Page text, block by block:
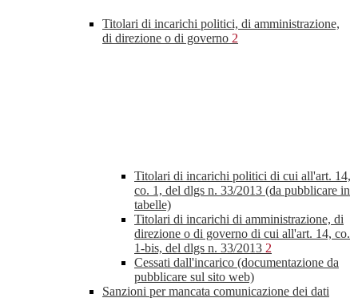
Titolari di incarichi politici, di amministrazione,
di direzione o di governo 2
Titolari di incarichi politici di cui all'art. 14,
co. 1, del dlgs n. 33/2013 (da pubblicare in
tabelle)
Titolari di incarichi di amministrazione, di
direzione o di governo di cui all'art. 14, co.
1-bis, del dlgs n. 33/2013 2
Cessati dall'incarico (documentazione da
pubblicare sul sito web)
Sanzioni per mancata comunicazione dei dati